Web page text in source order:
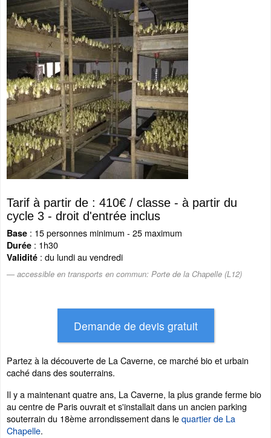
Tarif à partir de : 410€ / classe - à partir du
cycle 3 - droit d'entrée inclus
Base : 15 personnes minimum - 25 maximum
Durée : 1h30
Validité : du lundi au vendredi
accessible en transports en commun: Porte de la Chapelle (L12)
Partez à la découverte de La Caverne, ce marché bio et urbain
caché dans des souterrains.
Il y a maintenant quatre ans, La Caverne, la plus grande ferme bio
au centre de Paris ouvrait et s'installait dans un ancien parking
souterrain du 18ème arrondissement dans lequartier de La
Chapelle.